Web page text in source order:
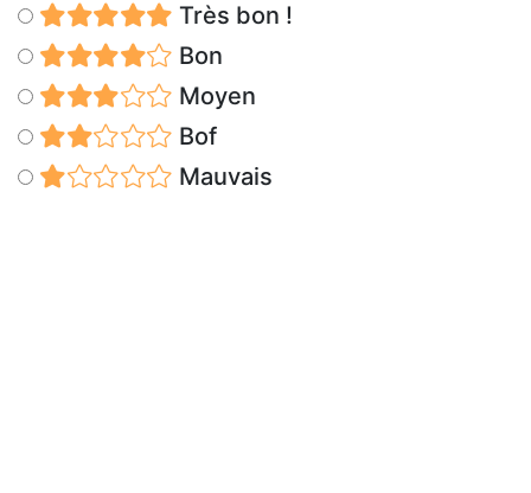
Très bon !
Bon
Moyen
Bof
Mauvais